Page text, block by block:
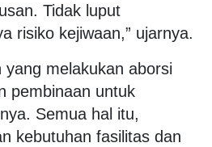
Tidak luput
risiko kejiwaan,” ujarnya.
melakukan aborsi
pembinaan untuk
Semua hal itu,
kebutuhan fasilitas dan